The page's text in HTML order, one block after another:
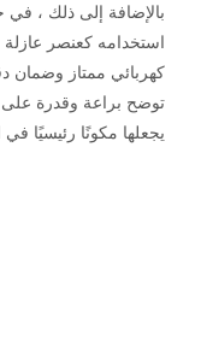
بالإضافة إلى ذلك ، في
استخدامه كعنصر
كهربائي ممتاز وضمان
توضح براعة وقدرة على
يجعلها مكونًا رئيسيًا في